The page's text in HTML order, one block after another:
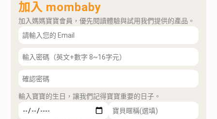
加入 mombaby
加入媽媽寶寶會員，優先閱讀體驗與試用我們提供的產品。
輸入寶寶的生日，讓我們記得寶寶重要的日子。